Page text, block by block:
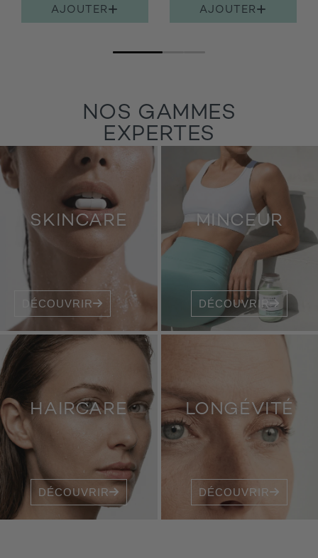
AJOUTER AJOUTER
NOS GAMMES
EXPERTES
SKINCARE
DÉCOUVRIR
MINCEUR
DÉCOUVRIR
HAIRCARE
DÉCOUVRIR
LONGÉVITÉ
DÉCOUVRIR